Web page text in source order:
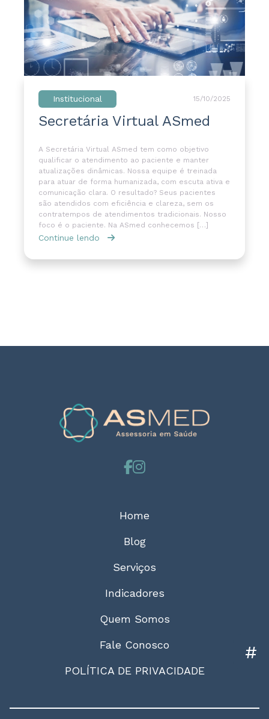
Institucional 15/10/2025
Secretária Virtual ASmed
A Secretária Virtual ASmed tem como objetivo
qualificar o atendimento ao paciente e manter
atualizações dinâmicas. Nossa equipe é treinada
para atuar de forma humanizada, com escuta ativa e
comunicação clara. O resultado? Seus pacientes
são atendidos com eficiência e clareza, sem os
contratempos de atendimentos tradicionais. Nosso
foco é o paciente. Na ASmed conhecemos […]
Continue lendo
#
Home
Blog
Serviços
Indicadores
Quem Somos
Fale Conosco
POLÍTICA DE PRIVACIDADE